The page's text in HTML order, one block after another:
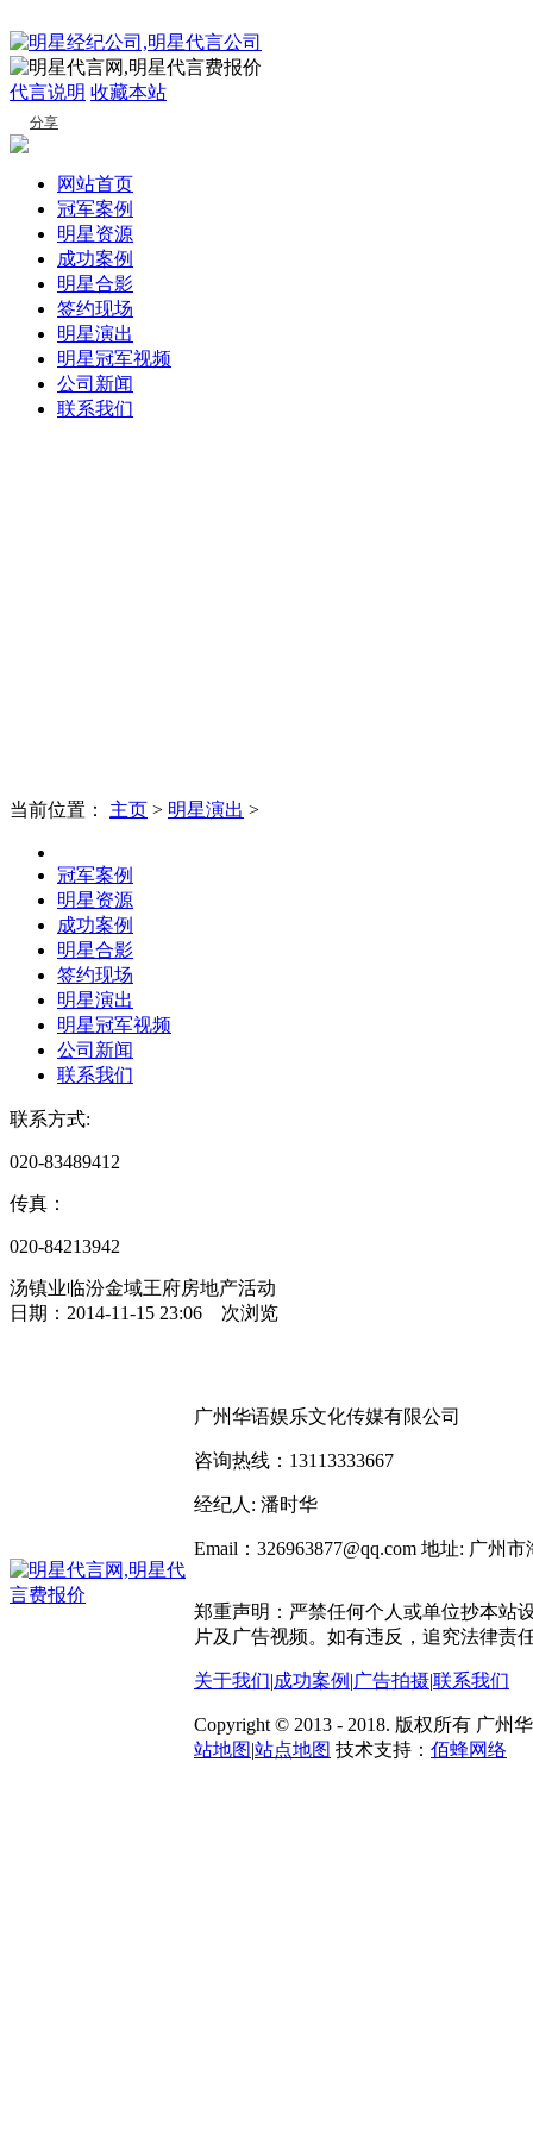
代言说明 收藏本站
分享
网站首页
冠军案例
明星资源
成功案例
明星合影
签约现场
明星演出
明星冠军视频
公司新闻
联系我们
当前位置： 主页 > 明星演出 >
冠军案例
明星资源
成功案例
明星合影
签约现场
明星演出
明星冠军视频
公司新闻
联系我们
联系方式:
020-83489412
传真：
020-84213942
汤镇业临汾金域王府房地产活动
日期：2014-11-15 23:06 次浏览
广州华语娱乐文化传媒有限公司
咨询热线：13113333667
经纪人: 潘时华
Email：326963877@qq.com 地址: 广州市
郑重声明：严禁任何个人或单位抄本站
片及广告视频。如有违反，追究法律责
关于我们|成功案例 |广告拍摄|联系我们
Copyright © 2013 - 2018. 版权所有 广州
站地图|站点地图 技术支持： 佰蜂网络